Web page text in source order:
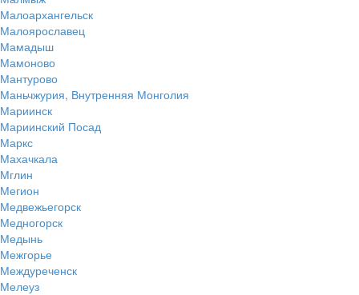
Малоархангельск
Малоярославец
Мамадыш
Мамоново
Мантурово
Маньчжурия, Внутренняя Монголия
Мариинск
Мариинский Посад
Маркс
Махачкала
Мглин
Мегион
Медвежьегорск
Медногорск
Медынь
Межгорье
Междуреченск
Мелеуз